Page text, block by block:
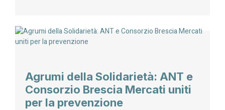
Agrumi della Solidarietà: ANT e
Consorzio Brescia Mercati uniti
per la prevenzione